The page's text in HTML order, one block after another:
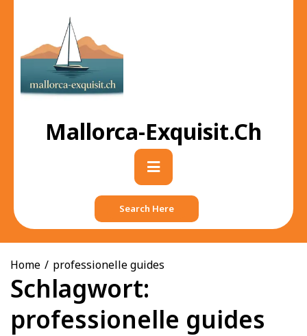
Mallorca-Exquisit.ch
Primary
Menu
Search Here
Home professionelle guides
Schlagwort:
professionelle guides